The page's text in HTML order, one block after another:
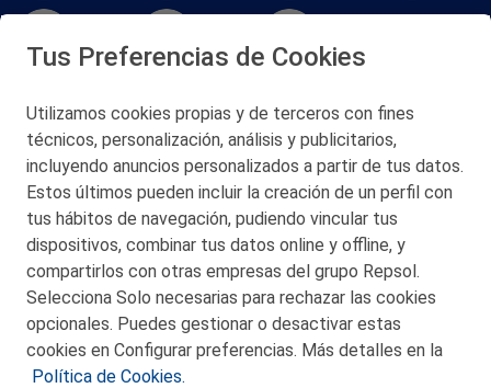
San Martín 5-Edificio Muñatones,
48550 Muskiz (Bizkaia)
Telf. 946 357 000
© 2026 Petronor S.A.
CONTACTO
Tus Preferencias de Cookies
Utilizamos cookies propias y de terceros con fines
técnicos, personalización, análisis y publicitarios,
incluyendo anuncios personalizados a partir de tus datos.
Estos últimos pueden incluir la creación de un perfil con
tus hábitos de navegación, pudiendo vincular tus
dispositivos, combinar tus datos online y offline, y
compartirlos con otras empresas del grupo Repsol.
Selecciona Solo necesarias para rechazar las cookies
opcionales. Puedes gestionar o desactivar estas
cookies en Configurar preferencias. Más detalles en la
Política de Cookies.